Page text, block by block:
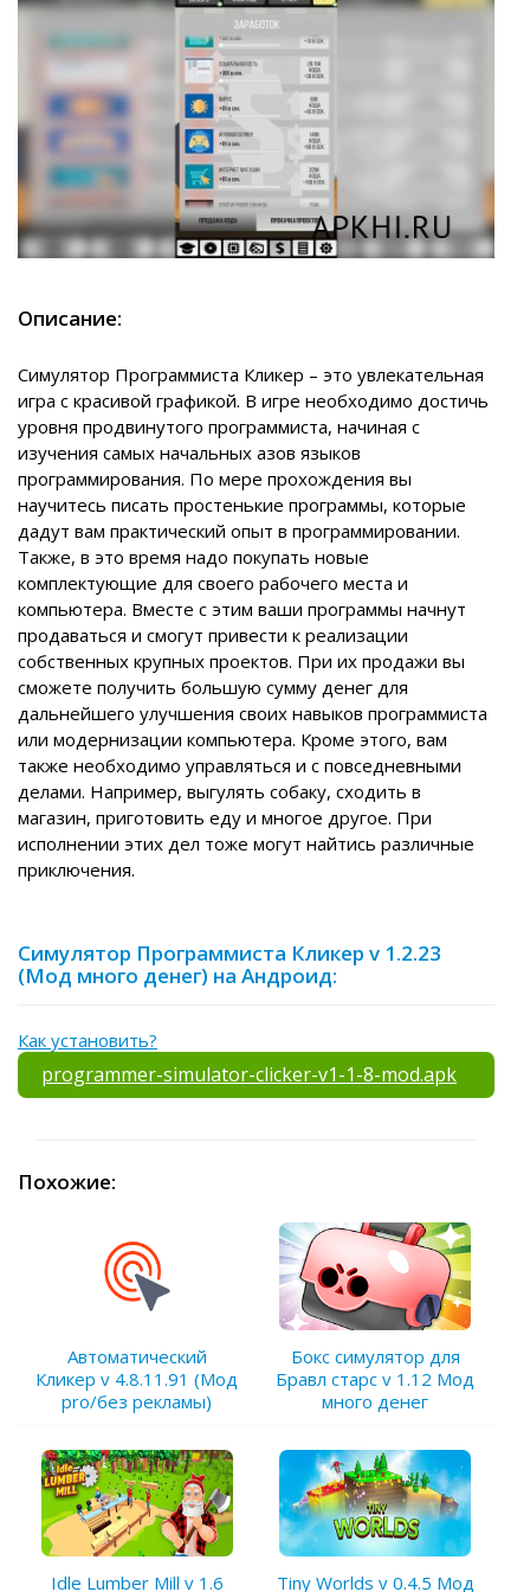
Описание:
Симулятор Программиста Кликер – это увлекательная
игра с красивой графикой. В игре необходимо достичь
уровня продвинутого программиста, начиная с
изучения самых начальных азов языков
программирования. По мере прохождения вы
научитесь писать простенькие программы, которые
дадут вам практический опыт в программировании.
Также, в это время надо покупать новые
комплектующие для своего рабочего места и
компьютера. Вместе с этим ваши программы начнут
продаваться и смогут привести к реализации
собственных крупных проектов. При их продажи вы
сможете получить большую сумму денег для
дальнейшего улучшения своих навыков программиста
или модернизации компьютера. Кроме этого, вам
также необходимо управляться и с повседневными
делами. Например, выгулять собаку, сходить в
магазин, приготовить еду и многое другое. При
исполнении этих дел тоже могут найтись различные
приключения.
Симулятор Программиста Кликер v 1.2.23
(Мод много денег) на Андроид:
Как установить?
programmer-simulator-clicker-v1-1-8-mod.apk
Похожие:
Автоматический
Кликер v 4.8.11.91 (Мод
pro/без рекламы)
Бокс симулятор для
Бравл старс v 1.12 Мод
много денег
Idle Lumber Mill v 1.6
Tiny Worlds v 0.4.5 Мод